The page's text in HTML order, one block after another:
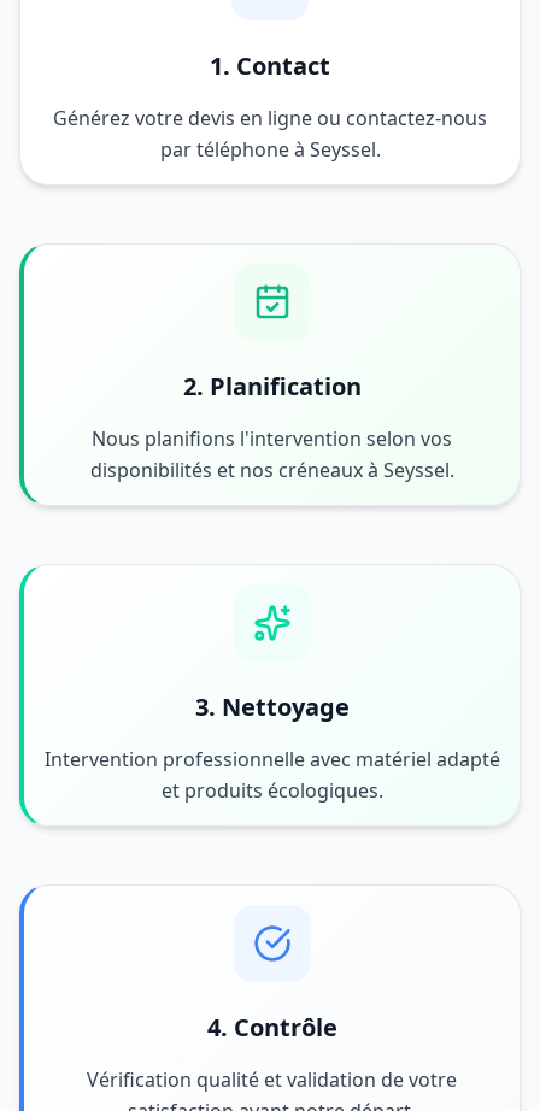
1. Contact
Générez votre devis en ligne ou contactez-nous
par téléphone à Seyssel.
2. Planification
Nous planifions l'intervention selon vos
disponibilités et nos créneaux à Seyssel.
3. Nettoyage
Intervention professionnelle avec matériel adapté
et produits écologiques.
4. Contrôle
Vérification qualité et validation de votre